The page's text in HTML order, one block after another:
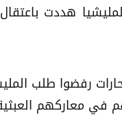
هددت
رفضوا طلب
معاركهم